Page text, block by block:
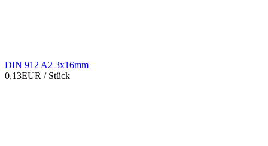
DIN 912 A2 3x16mm
0,13EUR / Stück